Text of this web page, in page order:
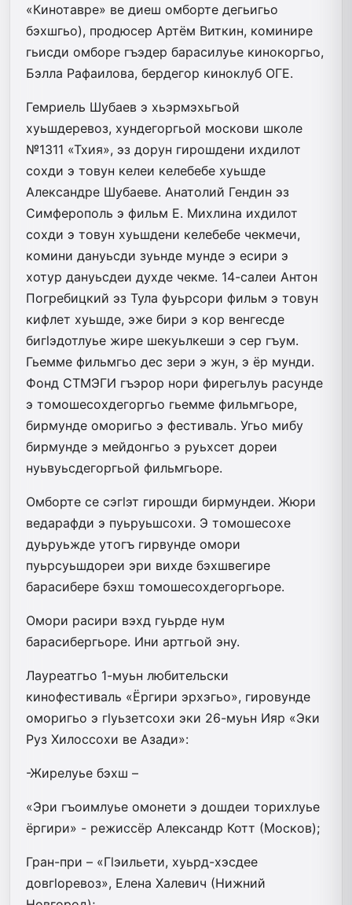
«Кинотавре» ве диеш омборте дегьигьо
бэхшгьо), продюсер Артём Виткин, коминире
гьисди омборе гъэдер барасилуье кинокоргьо,
Бэлла Рафаилова, бердегор киноклуб ОГЕ.
Гемриель Шубаев э хьэрмэхьгьой
хуьшдеревоз, хундегоргьой москови школе
№1311 «Тхия», эз дорун гирошдени ихдилот
сохди э товун келеи келебебе хуьшде
Александре Шубаеве. Анатолий Гендин эз
Симферополь э фильм Е. Михлина ихдилот
сохди э товун хуьшдени келебебе чекмечи,
комини дануьсди зуьнде мунде э есири э
хотур дануьсдеи духде чекме. 14-салеи Антон
Погребицкий эз Тула фуьрсори фильм э товун
кифлет хуьшде, эже бири э кор венгесде
бигlэдотлуье жире шекуьлкеши э сер гъум.
Гьемме фильмгьо дес зери э жун, э ёр мунди.
Фонд СТМЭГИ гъэрор нори фирегьлуь расунде
э томошесохдегоргьо гьемме фильмгьоре,
бирмунде оморигьо э фестиваль. Угьо мибу
бирмунде э мейдонгьо э руьхсет дореи
нуьвуьсдегоргьой фильмгьоре.
Омборте се сэгlэт гирошди бирмундеи. Жюри
ведарафди э пуьруьшсохи. Э томошесохе
дуьруьжде утогъ гирвунде омори
пуьрсуьшдореи эри вихде бэхшвегире
барасибере бэхш томошесохдегоргьоре.
Омори расири вэхд гуьрде нум
барасибергьоре. Ини артгьой эну.
Лауреатгьо 1-муьн любительски
кинофестиваль «Ёргири эрхэгьо», гировунде
оморигьо э гlуьзетсохи эки 26-муьн Ияр «Эки
Руз Хилоссохи ве Азади»:
-Жирелуье бэхш –
«Эри гъоимлуье омонети э дошдеи торихлуье
ёргири» - режиссёр Александр Котт (Москов);
Гран-при – «Гlэильети, хуьрд-хэсдее
довгlоревоз», Елена Халевич (Нижний